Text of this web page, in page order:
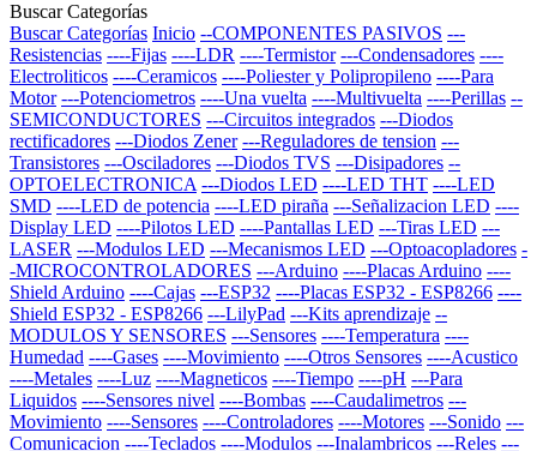
Buscar Categorías
Buscar Categorías Inicio --COMPONENTES PASIVOS ---
Resistencias ----Fijas ----LDR ----Termistor ---Condensadores ----
Electroliticos ----Ceramicos ----Poliester y Polipropileno ----Para
Motor ---Potenciometros ----Una vuelta ----Multivuelta ----Perillas --
SEMICONDUCTORES ---Circuitos integrados ---Diodos
rectificadores ---Diodos Zener ---Reguladores de tension ---
Transistores ---Osciladores ---Diodos TVS ---Disipadores --
OPTOELECTRONICA ---Diodos LED ----LED THT ----LED
SMD ----LED de potencia ----LED piraña ---Señalizacion LED ----
Display LED ----Pilotos LED ----Pantallas LED ---Tiras LED ---
LASER ---Modulos LED ---Mecanismos LED ---Optoacopladores -
-MICROCONTROLADORES ---Arduino ----Placas Arduino ----
Shield Arduino ----Cajas ---ESP32 ----Placas ESP32 - ESP8266 ----
Shield ESP32 - ESP8266 ---LilyPad ---Kits aprendizaje --
MODULOS Y SENSORES ---Sensores ----Temperatura ----
Humedad ----Gases ----Movimiento ----Otros Sensores ----Acustico
----Metales ----Luz ----Magneticos ----Tiempo ----pH ---Para
Liquidos ----Sensores nivel ----Bombas ----Caudalimetros ---
Movimiento ----Sensores ----Controladores ----Motores ---Sonido ---
Comunicacion ----Teclados ----Modulos ---Inalambricos ---Reles ---